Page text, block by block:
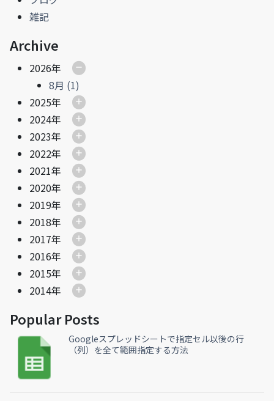
雑記
Archive
2026年
8月 (1)
2025年
2024年
2023年
2022年
2021年
2020年
2019年
2018年
2017年
2016年
2015年
2014年
Popular Posts
Googleスプレッドシートで指定セル以後の行
（列）を全て範囲指定する方法